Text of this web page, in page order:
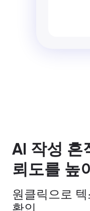
AI 작성 흔
뢰도를 높
원클릭으로